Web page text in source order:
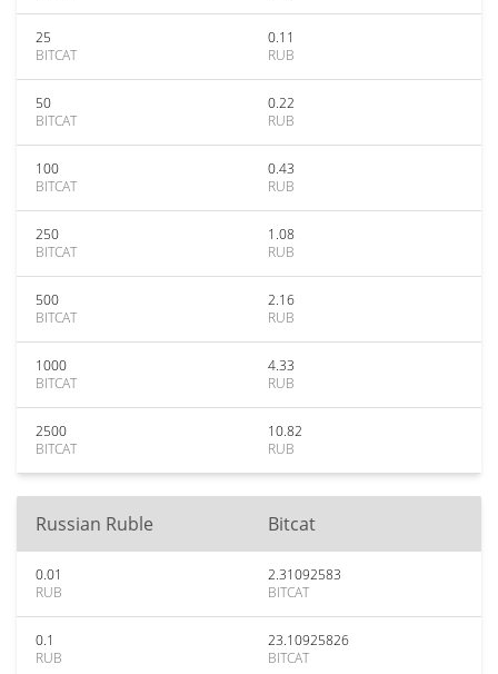
25
BITCAT
0.11
RUB
50
BITCAT
0.22
RUB
100
BITCAT
0.43
RUB
250
BITCAT
1.08
RUB
500
BITCAT
2.16
RUB
1000
BITCAT
4.33
RUB
2500
BITCAT
10.82
RUB
Russian Ruble Bitcat
0.01
RUB
2.31092583
BITCAT
0.1
RUB
23.10925826
BITCAT